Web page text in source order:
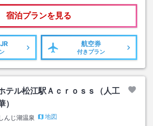
宿泊プランを見る
航空券
付きプラン
テル松江駅Ａｃｒｏｓｓ（人工
んじ湖温泉
地図